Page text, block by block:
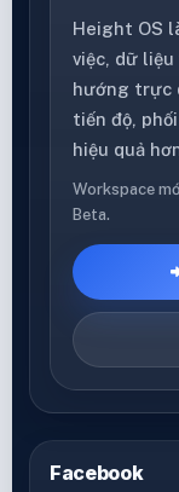
Height OS
việc, dữ
hướng trực
tiến độ,
hiệu quả
Workspace
Beta.
Facebook